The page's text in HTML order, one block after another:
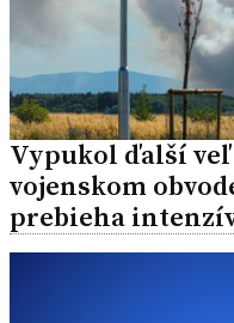
Vypukol ďalší
vojenskom
prebieha